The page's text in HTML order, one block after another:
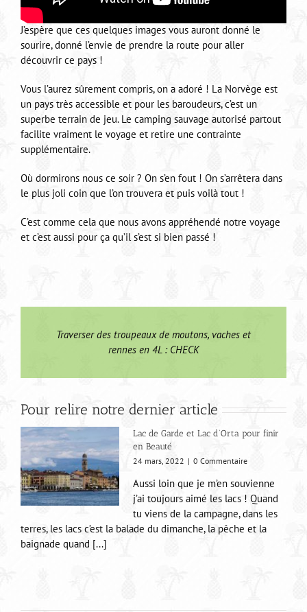
J’espère que ces quelques images vous auront donné le
sourire, donné l’envie de prendre la route pour aller
découvrir ce pays !
Vous l’aurez sûrement compris, on a adoré ! La Norvège est
un pays très accessible et pour les baroudeurs, c’est un
superbe terrain de jeu. Le camping sauvage autorisé partout
facilite vraiment le voyage et retire une contrainte
supplémentaire.
Où dormirons nous ce soir ? On s’en fout ! On s’arrêtera dans
le plus joli coin que l’on trouvera et puis voilà tout !
C’est comme cela que nous avons appréhendé notre voyage
et c’est aussi pour ça qu’il s’est si bien passé !
Traverser des troupeaux de moutons, vaches et
rennes en 4L : CHECK
Pour relire notre dernier article
Lac de Garde et Lac d’Orta pour finir
en Beauté
24 mars, 2022 | 0 Commentaire
Aussi loin que je m’en souvienne
j’ai toujours aimé les lacs ! Quand
tu viens de la campagne, dans les
terres, les lacs c’est la balade du dimanche, la pêche et la
baignade quand [...]